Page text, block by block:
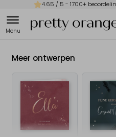
4.65 / 5 - 1700+
Meer ontwerpen